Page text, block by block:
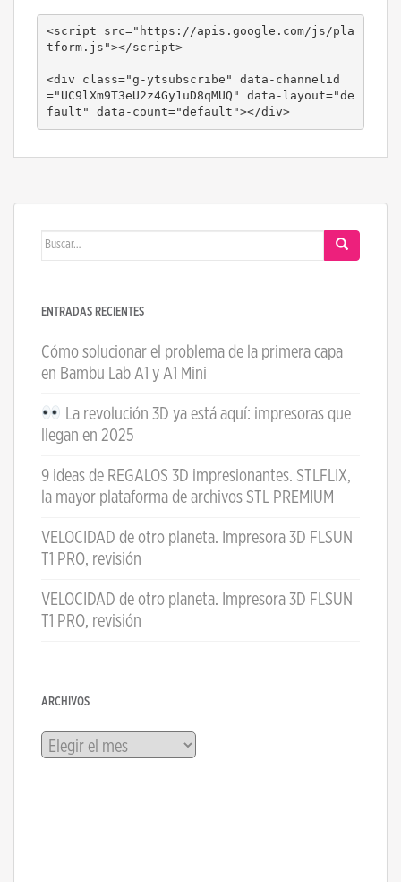
<script src="https://apis.google.com/js/pla
tform.js"></script>
<div class="g-ytsubscribe" data-channelid
="UC9lXm9T3eU2z4Gy1uD8qMUQ" data-layout="de
fault" data-count="default"></div>
Buscar:
ENTRADAS RECIENTES
Cómo solucionar el problema de la primera capa
en Bambu Lab A1 y A1 Mini
La revolución 3D ya está aquí: impresoras que
llegan en 2025
9 ideas de REGALOS 3D impresionantes. STLFLIX,
la mayor plataforma de archivos STL PREMIUM
VELOCIDAD de otro planeta. Impresora 3D FLSUN
T1 PRO, revisión
VELOCIDAD de otro planeta. Impresora 3D FLSUN
T1 PRO, revisión
ARCHIVOS
Archivos